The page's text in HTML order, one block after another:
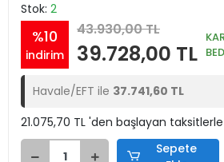
Stok: 2
%10
indirim
43.930,00 TL
39.728,00 TL
Havale/EFT ile 37.741,60 TL
21.075,70 TL 'den başlayan taksitlerle
Sepete